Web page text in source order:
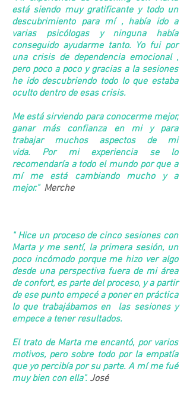
está siendo muy gratificante y todo un
descubrimiento para mí , había ido a
varias psicólogas y ninguna había
conseguido ayudarme tanto. Yo fui por
una crisis de dependencia emocional ,
pero poco a poco y gracias a la sesiones
he ido descubriendo todo lo que estaba
oculto dentro de esas crisis.
Me está sirviendo para conocerme mejor,
ganar más confianza en mi y para
trabajar muchos aspectos de mi
vida. Por mi experiencia se lo
recomendaría a todo el mundo por que a
mí me está cambiando mucho y a
mejor." Merche
" Hice un proceso de cinco sesiones con
Marta y me sentí, la primera sesión, un
poco incómodo porque me hizo ver algo
desde una perspectiva fuera de mi área
de confort, es parte del proceso, y a partir
de ese punto empecé a poner en práctica
lo que trabajábamos en las sesiones y
empece a tener resultados.
El trato de Marta me encantó, por varios
motivos, pero sobre todo por la empatía
que yo percibía por su parte. A mí me fué
muy bien con ella". José